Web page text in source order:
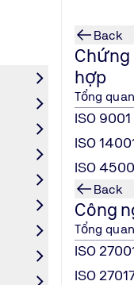
Back
Chứng
hợp
Tổng
ISO 9001
ISO
ISO
Back
Công
Tổng
ISO
ISO